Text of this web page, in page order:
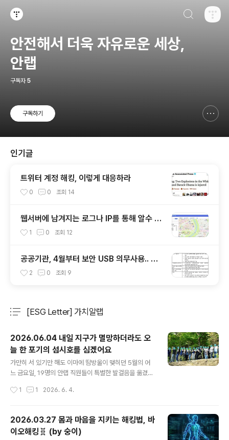
안전해서 더욱 자유로운 세상,
안랩
구독자 5
구독하기
인기글
트위터 계정 해킹, 이렇게 대응하라
0 0 조회 14
웹서버에 남겨지는 로그나 IP를 통해 알수 있
는 것들
1 0 조회 12
공공기관, 4월부터 보안 USB 의무사용.. 보
안 USB에 대해 알아봅시다
2 0 조회 9
[ESG Letter] 가치알랩
2026.06.04 내일 지구가 멸망하더라도 오
늘 한 포기의 섬시호를 심겠어요
가만히 서 있기만 해도 이마에 땀방울이 맺히던 5월의 어
느 금요일, 19명의 안랩 직원들이 특별한 발걸음을 옮겼습
'섬시호'와 '섬개야광나무'를 심기 위해서요! 🧐 왜 지금, 기
온실가스 배출을 줄이는 '탄소 중립'에 집중해 왔다면, 이제
는 한 걸음 더 나아가 자연과 생태계를 건강하게 되돌리는
‘생물다양성 보전’에 대한 책임이 강조되고 있습니다. 자연
1 1 2026. 6. 4.
2026.03.27 몸과 마음을 지키는 해킹법, 바
이오해킹🧬 (by 숭이)